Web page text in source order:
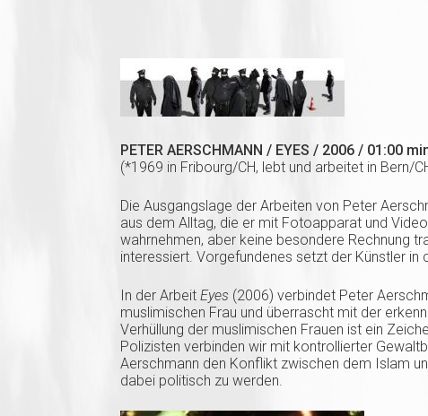
PETER AERSCHMANN / EYES / 2006 / 01:00
(*1969 in Fribourg/CH, lebt und arbeitet in Bern/
Die Ausgangslage der Arbeiten von Peter
aus dem Alltag, die er mit Fotoapparat und
wahrnehmen, aber keine besondere Rechnung
interessiert. Vorgefundenes setzt der Künstler in
In der ArbeitEyes (2006) verbindet Peter
muslimischen Frau und überrascht mit der
Verhüllung der muslimischen Frauen ist ein
Polizisten verbinden wir mit kontrollierter
Aerschmann den Konflikt zwischen dem Islam
dabei politisch zu werden.